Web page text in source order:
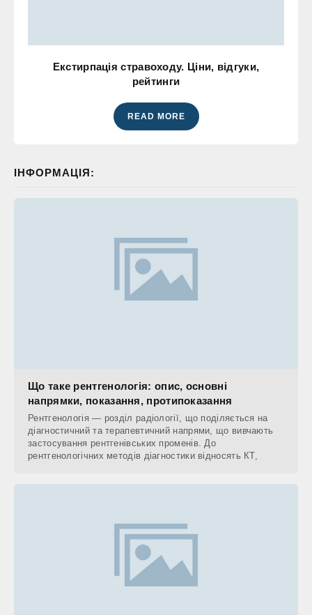
Екстирпація стравоходу. Ціни, відгуки,
рейтинги
READ MORE
ІНФОРМАЦІЯ:
Що таке рентгенологія: опис, основні
напрямки, показання, протипоказання
Рентгенологія — розділ радіології, що поділяється на
діагностичний та терапевтичний напрями, що вивчають
застосування рентгенівських променів. До
рентгенологічних методів діагностики відносять КТ,